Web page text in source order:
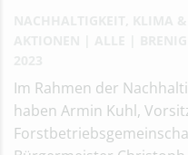
Im Rahmen der
haben Armin Kuhl,